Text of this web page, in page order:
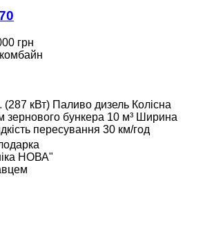
грн
(287 кВт) Паливо дизель Колісна
зернового бункера 10 м³ Ширина
пересування 30 км/год
НОВА"